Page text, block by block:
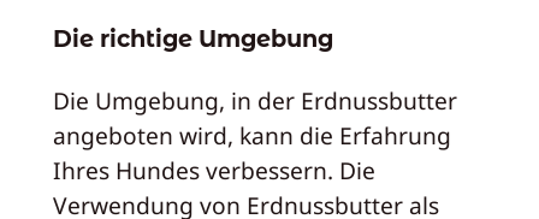
Die richtige Umgebung
Die Umgebung, in der Erdnussbutter
angeboten wird, kann die Erfahrung
Ihres Hundes verbessern. Die
Verwendung von Erdnussbutter als